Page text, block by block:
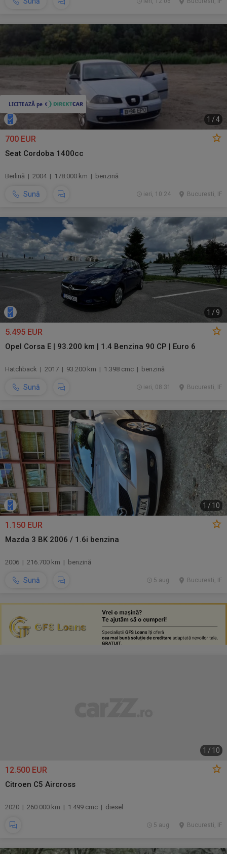
1 /4
700 EUR
Seat Cordoba 1400cc
Berlină | 2004 | 178.000 km | benzină
Sună Bucuresti, IF
ieri, 10:24
1 / 9
5.495 EUR
Opel Corsa E | 93.200 km | 1.4 Benzina 90 CP | Euro 6
Hatchback | 2017 | 93.200 km | 1.398 cmc | benzină
Sună Bucuresti, IF
ieri, 08:31
1 / 10
1.150 EUR
Mazda 3 BK 2006 / 1.6i benzina
2006 | 216.700 km | benzină
Sună Bucuresti, IF
5 aug.
1 / 10
12.500 EUR
Citroen C5 Aircross
2020 | 260.000 km | 1.499 cmc | diesel
Bucuresti, IF
5 aug.